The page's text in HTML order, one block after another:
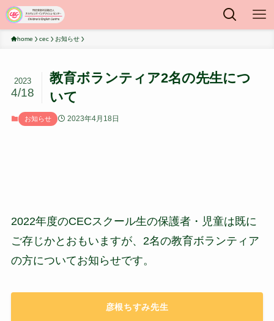
home cec お知らせ
教育ボランティア2名の先生につ
いて
2023
4/18
お知らせ 2023年4月18日
2022年度のCECスクール生の保護者・児童は既に
ご存じかとおもいますが、2名の教育ボランティア
の方についてお知らせです。
彦根ちすみ先生